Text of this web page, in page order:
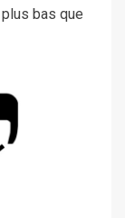
bas que